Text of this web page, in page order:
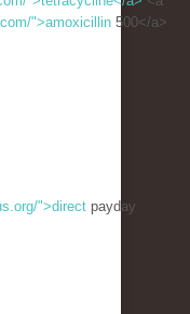
">amoxicillin 500</a>
">direct payday